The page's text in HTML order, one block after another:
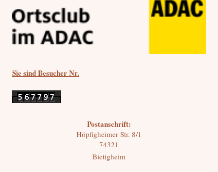
Sie sind Besucher Nr.
Postanschrift:
Höpfigheimer Str. 8/1
74321
Bietigheim